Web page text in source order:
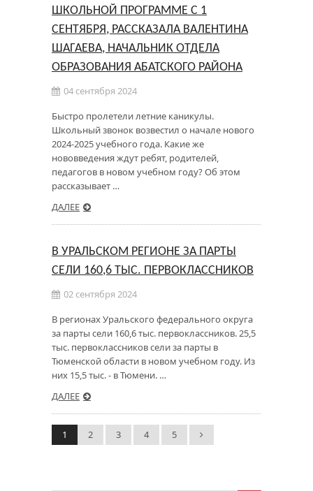
ШКОЛЬНОЙ ПРОГРАММЕ С 1
СЕНТЯБРЯ, РАССКАЗАЛА ВАЛЕНТИНА
ШАГАЕВА, НАЧАЛЬНИК ОТДЕЛА
ОБРАЗОВАНИЯ АБАТСКОГО РАЙОНА
04 сентября 2024
Быстро пролетели летние каникулы.
Школьный звонок возвестил о начале нового
2024-2025 учебного года. Какие же
нововведения ждут ребят, родителей,
педагогов в новом учебном году? Об этом
рассказывает …
ДАЛЕЕ
В УРАЛЬСКОМ РЕГИОНЕ ЗА ПАРТЫ
СЕЛИ 160,6 ТЫС. ПЕРВОКЛАССНИКОВ
02 сентября 2024
В регионах Уральского федерального округа
за парты сели 160,6 тыс. первоклассников. 25,5
тыс. первоклассников сели за парты в
Тюменской области в новом учебном году. Из
них 15,5 тыс. - в Тюмени. …
ДАЛЕЕ
1 2 3 4 5